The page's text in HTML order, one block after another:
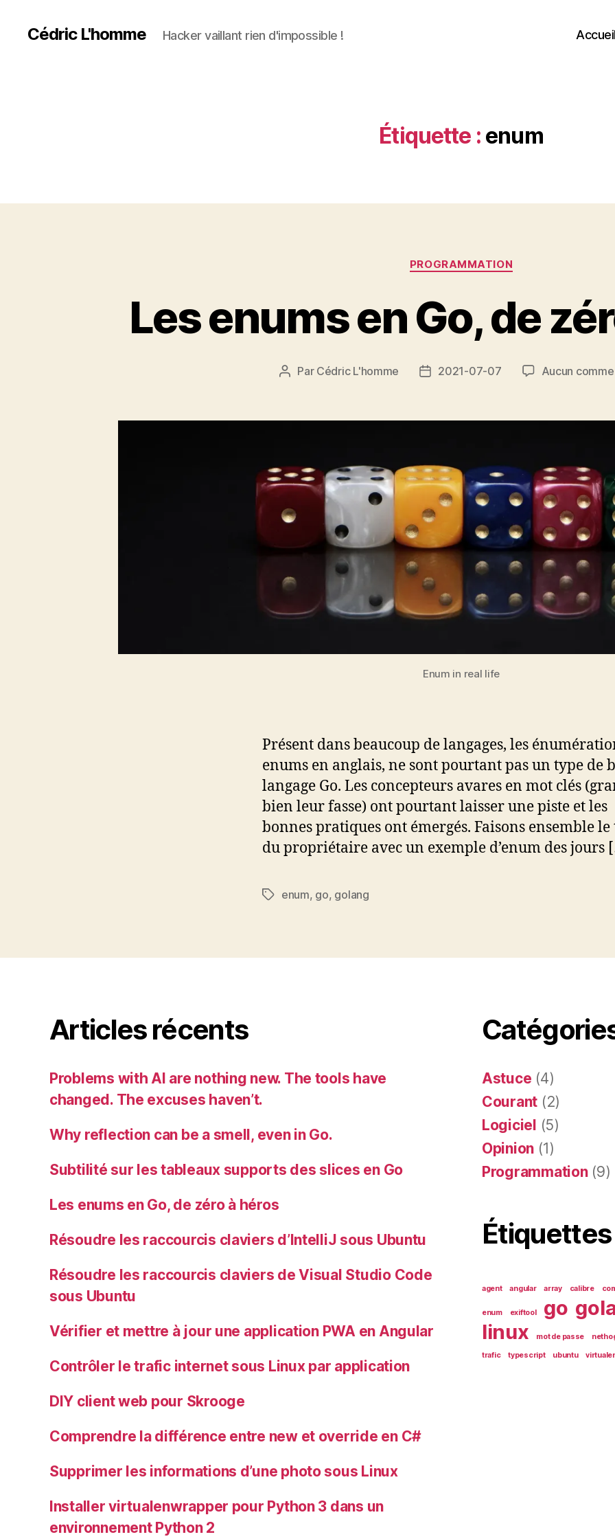
Cédric L'homme Hacker vaillant rien d'impossible !
Étiquette : enum
Catégories
PROGRAMMATION
Les enums en Go, de
Auteur
Par Cédric L'homme
Date2021-07-07 Aucun
Enum in real life
Présent dans beaucoup de langages, les
enums en anglais, ne sont pourtant pas un type de
langage Go. Les concepteurs avares en mot clés
bien leur fasse) ont pourtant laisser une piste et les
bonnes pratiques ont émergés. Faisons ensemble
du propriétaire avec un exemple d’enum des jours
Étiquettes
enum, go, golang
Articles récents
Problems with AI are nothing new. The tools have
changed. The excuses haven’t.
Why reflection can be a smell, even in Go.
Subtilité sur les tableaux supports des slices en Go
Les enums en Go, de zéro à héros
Résoudre les raccourcis claviers d’IntelliJ sous Ubuntu
Résoudre les raccourcis claviers de Visual Studio Code
sous Ubuntu
Vérifier et mettre à jour une application PWA en Angular
Contrôler le trafic internet sous Linux par application
DIY client web pour Skrooge
Comprendre la différence entre new et override en C#
Supprimer les informations d’une photo sous Linux
Installer virtualenwrapper pour Python 3 dans un
environnement Python 2
Astuce (4)
Courant (2)
Logiciel (5)
Opinion (1)
Programmation(9)
Étiquettes
agent angular array calibre
enum exiftool go
linux
mot de passe
trafic typescript ubuntu